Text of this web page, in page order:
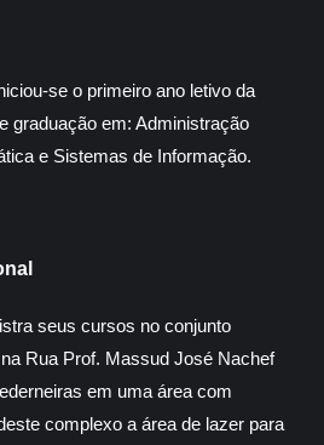
se o primeiro ano letivo da
graduação em: Administração
e Sistemas de Informação.
seus cursos no conjunto
Rua Prof. Massud José Nachef
em uma área com
complexo a área de lazer para